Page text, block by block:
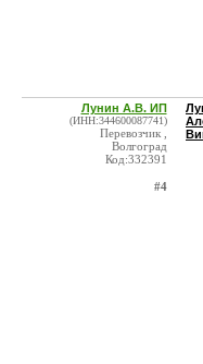
Лунин А.В. ИП
(ИНН:344600087741)
Перевозчик ,
Волгоград
Код:332391
#4